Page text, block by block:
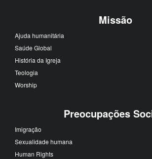
Missão
Ajuda humanitária
Saúde Global
História da Igreja
Teologia
Worship
Preocupações
Imigração
Sexualidade humana
Human Rights